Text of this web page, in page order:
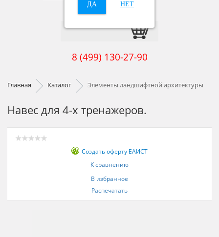
ДА НЕТ
8 (499) 130-27-90
Главная Каталог Элементы ландшафтной архитектуры
Навес для 4-х тренажеров.
Создать оферту ЕАИСТ
К сравнению
В избранное
Распечатать